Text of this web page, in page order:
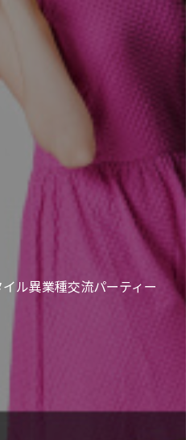
ル異業種交流パーティー